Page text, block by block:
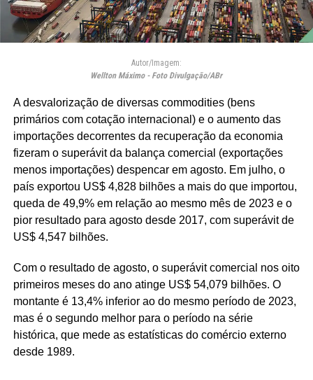
Autor/Imagem:
Wellton Máximo - Foto Divulgação/ABr
A desvalorização de diversas commodities (bens
primários com cotação internacional) e o aumento das
importações decorrentes da recuperação da economia
fizeram o superávit da balança comercial (exportações
menos importações) despencar em agosto. Em julho, o
país exportou US$ 4,828 bilhões a mais do que importou,
queda de 49,9% em relação ao mesmo mês de 2023 e o
pior resultado para agosto desde 2017, com superávit de
US$ 4,547 bilhões.
Com o resultado de agosto, o superávit comercial nos oito
primeiros meses do ano atinge US$ 54,079 bilhões. O
montante é 13,4% inferior ao do mesmo período de 2023,
mas é o segundo melhor para o período na série
histórica, que mede as estatísticas do comércio externo
desde 1989.